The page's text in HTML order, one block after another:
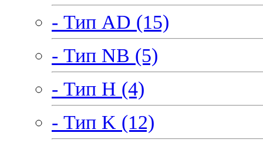
- Тип AD (15)
- Тип NB (5)
- Тип H (4)
- Тип K (12)